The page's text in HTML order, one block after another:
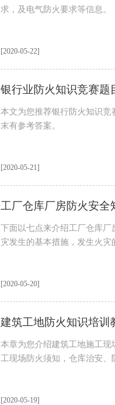
求，及电气防火要求等信息。
[2020-05-22]
银行业防火知识竞赛题
本文为您推荐银行防火知识竞
末有参考答案。
[2020-05-21]
工厂仓库厂房防火安全
下面以七点来介绍工厂仓库厂
灾发生的基本措施，发生火灾
[2020-05-20]
建筑工地防火知识培训
本章为您介绍建筑工地施工
工现场防火须知，仓库治安、
[2020-05-19]